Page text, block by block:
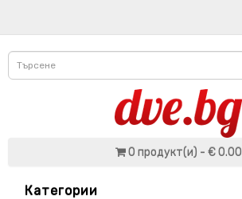
0 продукт(и) - € 0.00
Категории